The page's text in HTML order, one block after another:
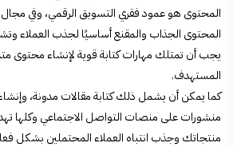
المحتوى هو عمود فقري التسويق الرقمي، وفي مجال
المحتوى الجذاب والمقنع أساسيًا لجذب العملاء
يجب أن تمتلك مهارات كتابة قوية لإنشاء محتوى
المستهدف.
كما يمكن أن يشمل ذلك كتابة مقالات مدونة،
منشورات على منصات التواصل الاجتماعي وكلها
منتجاتك وجذب انتباه العملاء المحتملين بشكل